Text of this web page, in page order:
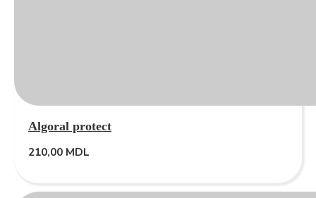
Algoral protect
210,00 MDL